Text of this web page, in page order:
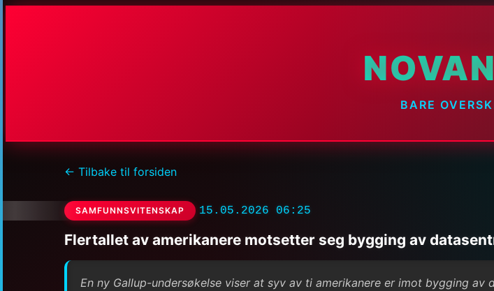
BARE
← Tilbake til forsiden
SAMFUNNSVITENSKAP 15.05.2026 06:25
Flertallet av amerikanere motsetter seg bygging av
En ny Gallup-undersøkelse viser at syv av ti amerikanere er imot bygging